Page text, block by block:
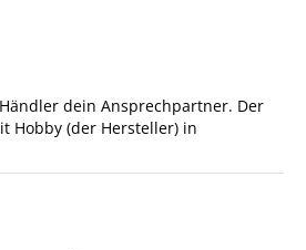
dein Ansprechpartner. Der
Hobby (der Hersteller) in